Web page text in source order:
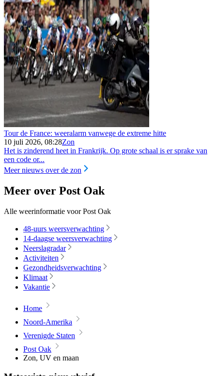
Tour de France: weeralarm vanwege de extreme hitte
10 juli 2026, 08:28Zon
Het is zinderend heet in Frankrijk. Op grote schaal is er sprake van
een code or...
Meer nieuws over de zon
Meer over Post Oak
Alle weerinformatie voor Post Oak
48-uurs weersverwachting
14-daagse weersverwachting
Neerslagradar
Activiteiten
Gezondheidsverwachting
Klimaat
Vakantie
Home
Noord-Amerika
Verenigde Staten
Post Oak
Zon, UV en maan